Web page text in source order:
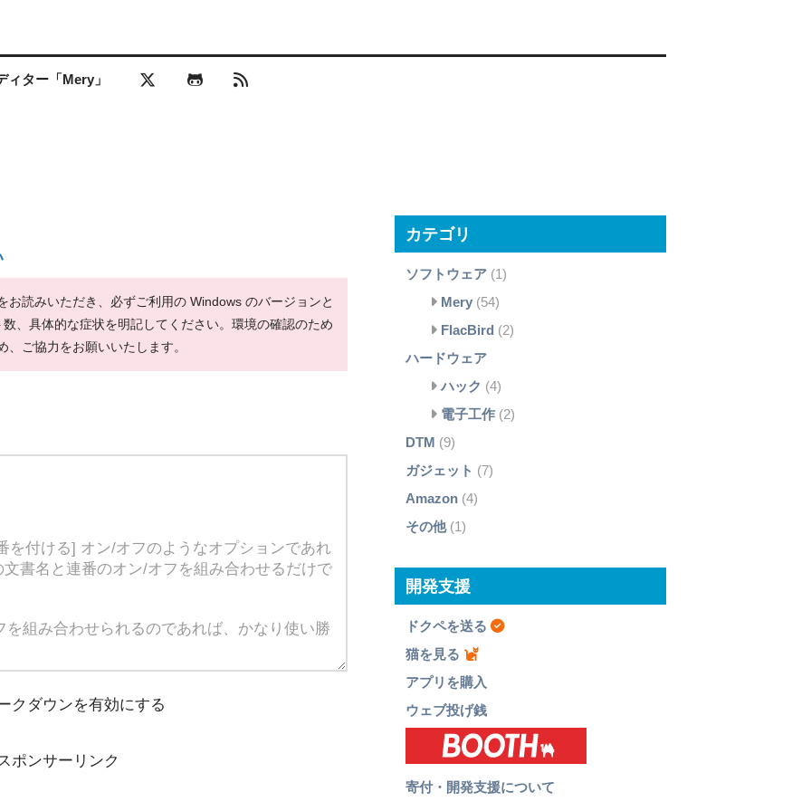
ィター「Mery」
お読みいただき、必ずご利用の Windows のバージョンと
、具体的な症状を明記してください。環境の確認のため
ご協力をお願いいたします。
クダウンを有効にする
ポンサーリンク
カテゴリ
ソフトウェア(1)
Mery (54)
FlacBird (2)
ハードウェア
ハック (4)
電子工作 (2)
DTM (9)
ガジェット (7)
Amazon(4)
その他(1)
開発支援
ドクペを送る
猫を見る
アプリを購入
ウェブ投げ銭
寄付・開発支援について